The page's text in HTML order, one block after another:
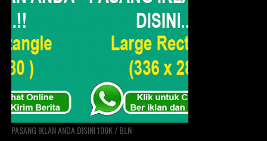
PASANG IKLAN ANDA DISINI 100K / BLN